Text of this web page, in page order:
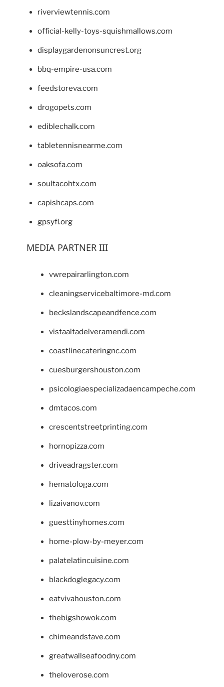
riverviewtennis.com
official-kelly-toys-squishmallows.com
displaygardenonsuncrest.org
bbq-empire-usa.com
feedstoreva.com
drogopets.com
ediblechalk.com
tabletennisnearme.com
oaksofa.com
soultacohtx.com
capishcaps.com
gpsyfl.org
MEDIA PARTNER III
vwrepairarlington.com
cleaningservicebaltimore-md.com
beckslandscapeandfence.com
vistaaltadelveramendi.com
coastlinecateringnc.com
cuesburgershouston.com
psicologiaespecializadaencampeche.com
dmtacos.com
crescentstreetprinting.com
hornopizza.com
driveadragster.com
hematologa.com
lizaivanov.com
guesttinyhomes.com
home-plow-by-meyer.com
palatelatincuisine.com
blackdoglegacy.com
eatvivahouston.com
thebigshowok.com
chimeandstave.com
greatwallseafoodny.com
theloverose.com